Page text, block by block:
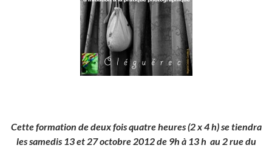
Cette formation de deux fois quatre heures (2 x 4 h) se tiendra
les samedis 13 et 27 octobre 2012 de 9h à 13 h au 2 rue du